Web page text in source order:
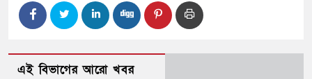
এই বিভাগের আরো খবর